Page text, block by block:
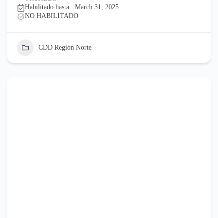
Habilitado hasta : March 31, 2025
NO HABILITADO
CDD Región Norte